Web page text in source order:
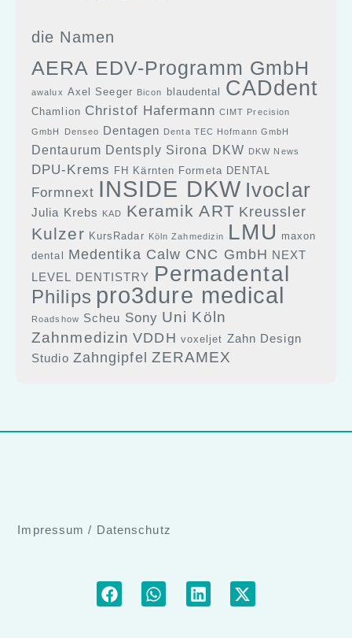
die Namen
AERA EDV-Programm GmbH
awalux Axel Seeger Bicon blaudental CADdent
Chamlion Christof Hafermann CIMT Precision
GmbH Denseo Dentagen Denta TEC Hofmann GmbH
Dentaurum Dentsply Sirona DKW DKW News
DPU-Krems FH Kärnten Formeta DENTAL
Formnext INSIDE DKW Ivoclar
Julia Krebs KAD Keramik ART Kreussler
Kulzer KursRadar Köln Zahmedizin LMU maxon
dental
Medentika Calw CNC GmbH NEXT
LEVEL DENTISTRY Permadental
Philips pro3dure medical
Roadshow Scheu Sony Uni Köln
Zahnmedizin VDDH voxeljet Zahn Design
Studio Zahngipfel ZERAMEX
Impressum / Datenschutz